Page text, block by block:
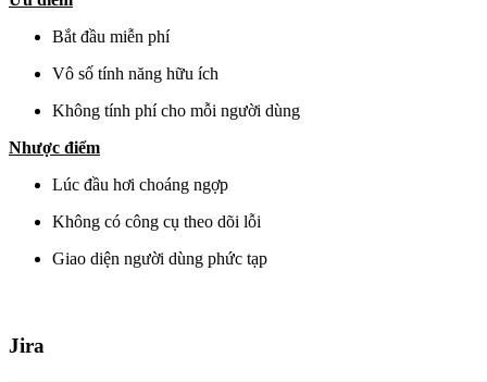
Bắt đầu miễn phí
Vô số tính năng hữu ích
Không tính phí cho mỗi người dùng
Nhược điểm
Lúc đầu hơi choáng ngợp
Không có công cụ theo dõi lỗi
Giao diện người dùng phức tạp
Jira